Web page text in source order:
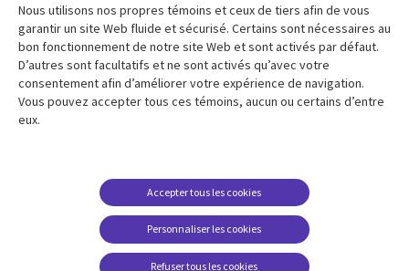
Ressources
Library
Morocco
Articles
Études de cas
Support
Restrictions et
conditions juridiques
Centre de gestion des
témoins
Social
Media
MAROC
Nous utilisons nos propres témoins et ceux de tiers afin de vous
garantir un site Web fluide et sécurisé. Certains sont nécessaires au
bon fonctionnement de notre site Web et sont activés par défaut.
D’autres sont facultatifs et ne sont activés qu’avec votre
consentement afin d’améliorer votre expérience de navigation.
Vous pouvez accepter tous ces témoins, aucun ou certains d’entre
eux.
Personnaliser les cookies
Accepter tous les cookies
Refuser tous les cookies